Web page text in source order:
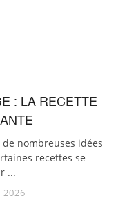
: LA RECETTE
nombreuses idées
recettes se
...